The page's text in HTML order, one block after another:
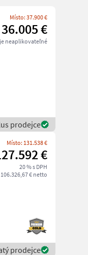
Místo: 37.900 €
36.005 €
je neaplikovateľné
prodejce
Místo: 131.538 €
€
20 % s DPH
106.326,67 € netto
prodejce